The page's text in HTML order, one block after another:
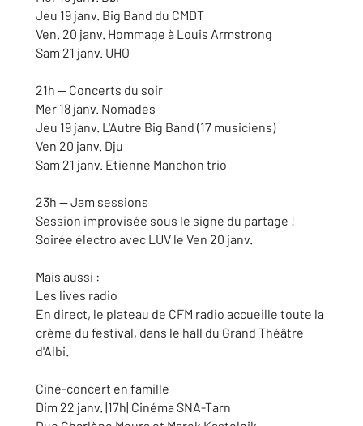
Jeu 19 janv. Big Band du CMDT
Ven. 20 janv. Hommage à Louis Armstrong
Sam 21 janv. UHO
21h — Concerts du soir
Mer 18 janv. Nomades
Jeu 19 janv. L'Autre Big Band (17 musiciens)
Ven 20 janv. Dju
Sam 21 janv. Etienne Manchon trio
23h — Jam sessions
Session improvisée sous le signe du partage !
Soirée électro avec LUV le Ven 20 janv.
Mais aussi :
Les lives radio
En direct, le plateau de CFM radio accueille toute la
crème du festival, dans le hall du Grand Théâtre
d'Albi.
Ciné-concert en famille
Dim 22 janv. |17h| Cinéma SNA-Tarn